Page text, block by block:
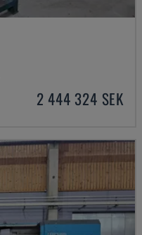
2 444 324 SEK